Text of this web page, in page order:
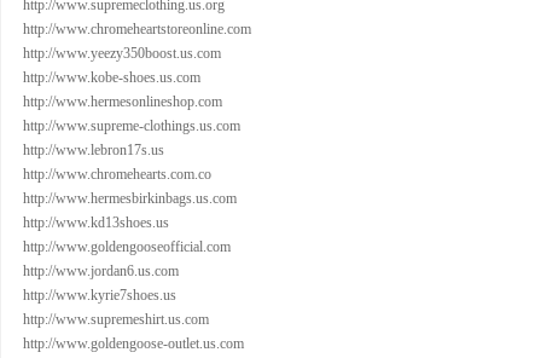
http://www.supremeclothing.us.org
http://www.chromeheartstoreonline.com
http://www.yeezy350boost.us.com
http://www.kobe-shoes.us.com
http://www.hermesonlineshop.com
http://www.supreme-clothings.us.com
http://www.lebron17s.us
http://www.chromehearts.com.co
http://www.hermesbirkinbags.us.com
http://www.kd13shoes.us
http://www.goldengooseofficial.com
http://www.jordan6.us.com
http://www.kyrie7shoes.us
http://www.supremeshirt.us.com
http://www.goldengoose-outlet.us.com